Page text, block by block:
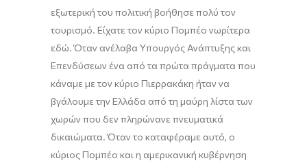
εξωτερική του πολιτική βοήθησε πολύ τον
τουρισμό. Είχατε τον κύριο Πομπέο νωρίτερα
εδώ. Όταν ανέλαβα Υπουργός Ανάπτυξης και
Επενδύσεων ένα από τα πρώτα πράγματα που
κάναμε με τον κύριο Πιερρακάκη ήταν να
βγάλουμε την Ελλάδα από τη μαύρη λίστα των
χωρών που δεν πληρώνανε πνευματικά
δικαιώματα. Όταν το καταφέραμε αυτό, ο
κύριοςΠομπέο και η αμερικανική κυβέρνηση